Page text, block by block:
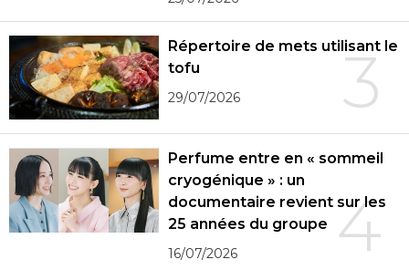
3
Répertoire de mets utilisant le
tofu
29/07/2026
4
Perfume entre en « sommeil
cryogénique » : un
documentaire revient sur les
25 années du groupe
16/07/2026